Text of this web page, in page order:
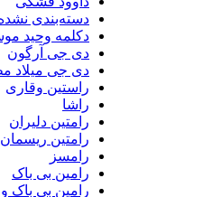
دسته‌بندی
دکلمه وحید
دی جی آرگون
دی جی میلاد
راستین وقاری
راشا
رامتین دلیران
رامتین
رامسز
رامین بی باک
رامین بی باک